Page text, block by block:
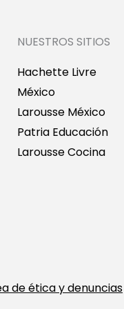
NUESTROS SITIOS
Hachette Livre
México
Larousse México
Patria Educación
Larousse Cocina
de ética y denuncias